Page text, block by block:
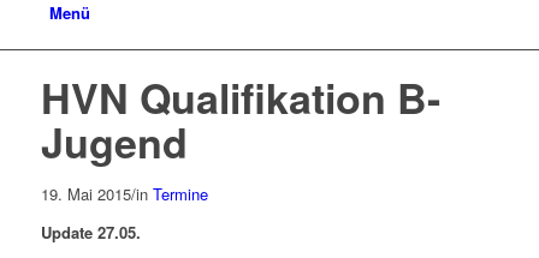
Menü
HVN Qualifikation B-
Jugend
19. Mai 2015/in Termine
Update 27.05.